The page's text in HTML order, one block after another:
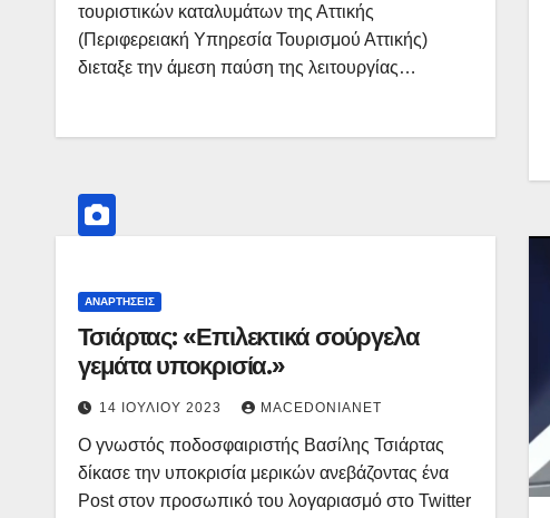
τουριστικών καταλυμάτων της Αττικής
(Περιφερειακή Υπηρεσία Τουρισμού Αττικής)
διεταξε την άμεση παύση της λειτουργίας…
ΑΝΑΡΤΉΣΕΙΣ
Τσιάρτας: «Επιλεκτικά σούργελα
γεμάτα υποκρισία.»
14 ΙΟΥΛΊΟΥ 2023 MACEDONIANET
Ο γνωστός ποδοσφαιριστής Βασίλης Τσιάρτας
δίκασε την υποκρισία μερικών ανεβάζοντας ένα
Post στον προσωπικό του λογαριασμό στο Twitter